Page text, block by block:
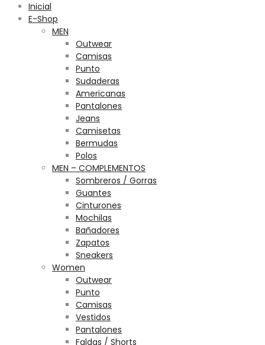
Inicial
E-Shop
MEN
Outwear
Camisas
Punto
Sudaderas
Americanas
Pantalones
Jeans
Camisetas
Bermudas
Polos
MEN – COMPLEMENTOS
Sombreros / Gorras
Guantes
Cinturones
Mochilas
Bañadores
Zapatos
Sneakers
Women
Outwear
Punto
Camisas
Vestidos
Pantalones
Faldas / Shorts